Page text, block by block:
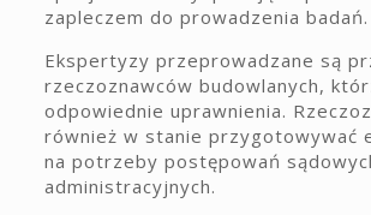
zapleczem do prowadzenia badań.
Ekspertyzy przeprowadzane są
rzeczoznawców budowlanych,
odpowiednie uprawnienia.
również w stanie przygotowywać
na potrzeby postępowań
administracyjnych.